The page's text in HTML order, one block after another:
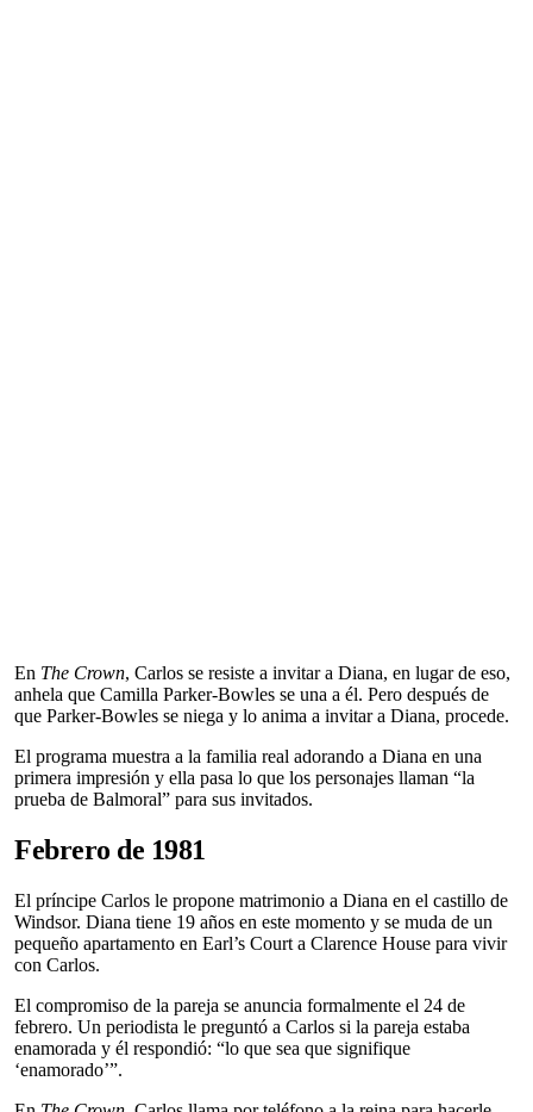
En The Crown, Carlos se resiste a invitar a Diana, en lugar de eso,
anhela que Camilla Parker-Bowles se una a él. Pero después de
que Parker-Bowles se niega y lo anima a invitar a Diana, procede.
El programa muestra a la familia real adorando a Diana en una
primera impresión y ella pasa lo que los personajes llaman “la
prueba de Balmoral” para sus invitados.
Febrero de 1981
El príncipe Carlos le propone matrimonio a Diana en el castillo de
Windsor. Diana tiene 19 años en este momento y se muda de un
pequeño apartamento en Earl’s Court a Clarence House para vivir
con Carlos.
El compromiso de la pareja se anuncia formalmente el 24 de
febrero. Un periodista le preguntó a Carlos si la pareja estaba
enamorada y él respondió: “lo que sea que signifique
‘enamorado’”.